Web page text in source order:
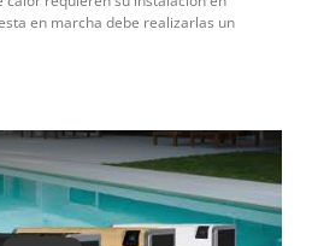
en marcha debe realizarlas un